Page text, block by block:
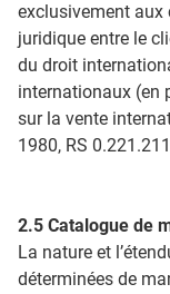
exclusivement aux
juridique entre le
du droit
internationaux (en
sur la vente
1980, RS
2.5 Catalogue de
La nature et
déterminées de